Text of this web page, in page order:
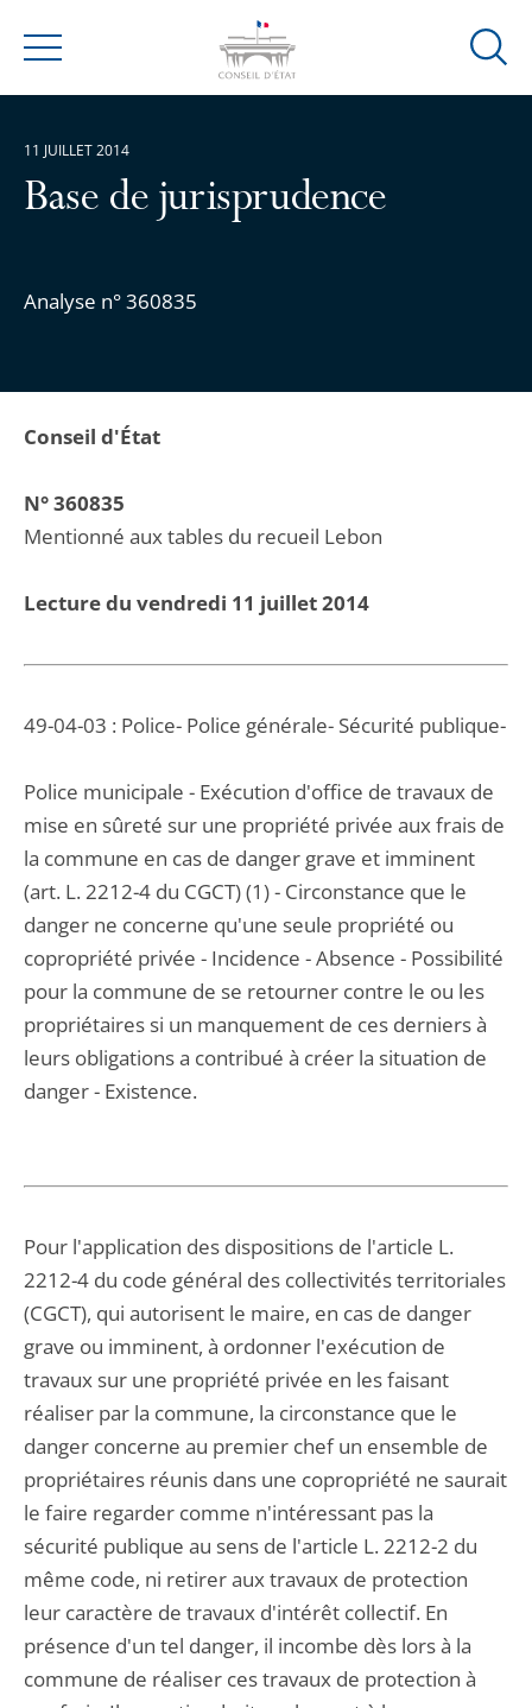
Menu
Ouvrir
Base de jurisprudence
Analyse n° 360835
11 JUILLET 2014
Conseil d'État
N° 360835
Mentionné aux tables du recueil Lebon
Lecture du vendredi 11 juillet 2014
49-04-03 : Police- Police générale- Sécurité publique-
Police municipale - Exécution d'office de travaux de
mise en sûreté sur une propriété privée aux frais de
la commune en cas de danger grave et imminent
(art. L. 2212-4 du CGCT) (1) - Circonstance que le
danger ne concerne qu'une seule propriété ou
copropriété privée - Incidence - Absence - Possibilité
pour la commune de se retourner contre le ou les
propriétaires si un manquement de ces derniers à
leurs obligations a contribué à créer la situation de
danger - Existence.
Pour l'application des dispositions de l'article L.
2212-4 du code général des collectivités territoriales
(CGCT), qui autorisent le maire, en cas de danger
grave ou imminent, à ordonner l'exécution de
travaux sur une propriété privée en les faisant
réaliser par la commune, la circonstance que le
danger concerne au premier chef un ensemble de
propriétaires réunis dans une copropriété ne saurait
le faire regarder comme n'intéressant pas la
sécurité publique au sens de l'article L. 2212-2 du
même code, ni retirer aux travaux de protection
leur caractère de travaux d'intérêt collectif. En
présence d'un tel danger, il incombe dès lors à la
commune de réaliser ces travaux de protection à